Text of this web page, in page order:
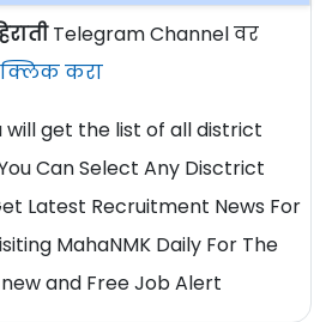
Telegram Channel वर
करा
will get the list of all district
Can Select Any Disctrict
Latest Recruitment News For
MahaNMK Daily For The
and Free Job Alert